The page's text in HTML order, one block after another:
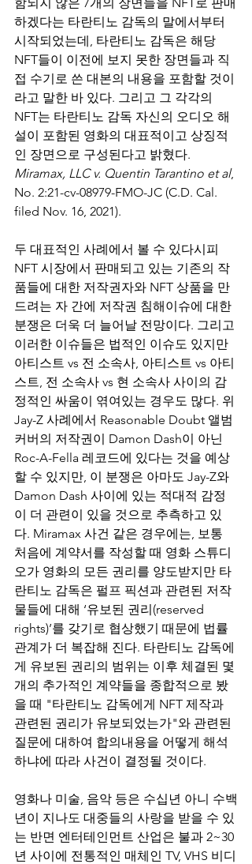
하겠다는 타란티노 감독의 말에서부터
시작되었는데, 타란티노 감독은 해당
NFT들이 이전에 보지 못한 장면들과 직
접 수기로 쓴 대본의 내용을 포함할 것이
라고 말한 바 있다. 그리고 그 각각의
NFT는 타란티노 감독 자신의 오디오 해
설이 포함된 영화의 대표적이고 상징적
인 장면으로 구성된다고 밝혔다.
Miramax, LLC v. Quentin Tarantino et al,
No. 2:21-cv-08979-FMO-JC (C.D. Cal.
filed Nov. 16, 2021).
두 대표적인 사례에서 볼 수 있다시피
NFT 시장에서 판매되고 있는 기존의 작
품들에 대한 저작권자와 NFT 상품을 만
드려는 자 간에 저작권 침해이슈에 대한
분쟁은 더욱 더 늘어날 전망이다. 그리고
이러한 이슈들은 법적인 이슈도 있지만
아티스트 vs 전 소속사, 아티스트 vs 아티
스트, 전 소속사 vs 현 소속사 사이의 감
정적인 싸움이 엮여있는 경우도 많다. 위
Jay-Z 사례에서 Reasonable Doubt 앨범
커버의 저작권이 Damon Dash이 아닌
Roc-A-Fella 레코드에 있다는 것을 예상
할 수 있지만, 이 분쟁은 아마도 Jay-Z와
Damon Dash 사이에 있는 적대적 감정
이 더 관련이 있을 것으로 추측하고 있
다. Miramax 사건 같은 경우에는, 보통
처음에 계약서를 작성할 때 영화 스튜디
오가 영화의 모든 권리를 양도받지만 타
란티노 감독은 펄프 픽션과 관련된 저작
물들에 대해 ‘유보된 권리(reserved
rights)’를 갖기로 협상했기 때문에 법률
관계가 더 복잡해 진다. 타란티노 감독에
게 유보된 권리의 범위는 이후 체결된 몇
개의 추가적인 계약들을 종합적으로 봤
을 때 "타란티노 감독에게 NFT 제작과
관련된 권리가 유보되었는가"와 관련된
질문에 대하여 합의내용을 어떻게 해석
하냐에 따라 사건이 결정될 것이다.
영화나 미술, 음악 등은 수십년 아니 수백
년이 지나도 대중들의 사랑을 받을 수 있
는 반면 엔터테인먼트 산업은 불과 2~30
년 사이에 전통적인 매체인 TV, VHS 비디